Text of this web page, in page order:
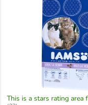
This is a stars rating area